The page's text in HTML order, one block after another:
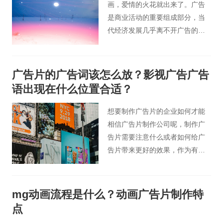
画，爱情的火花就出来了。广告
是商业活动的重要组成部分，当
代经济发展几乎离不开广告的参
大量插播广告片，我们可以看到
二维动画广告片的形式已经无处
不在。
广告片的广告词该怎么放？影视广告广告
语出现在什么位置合适？
想要制作广告片的企业如何才能
相信广告片制作公司呢，制作广
告片需要注意什么或者如何给广
告片带来更好的效果，作为有想
片小编从广告词应该怎么在广告
片中体现的角度为您分析我们怎
mg动画流程是什么？动画广告片制作特
点